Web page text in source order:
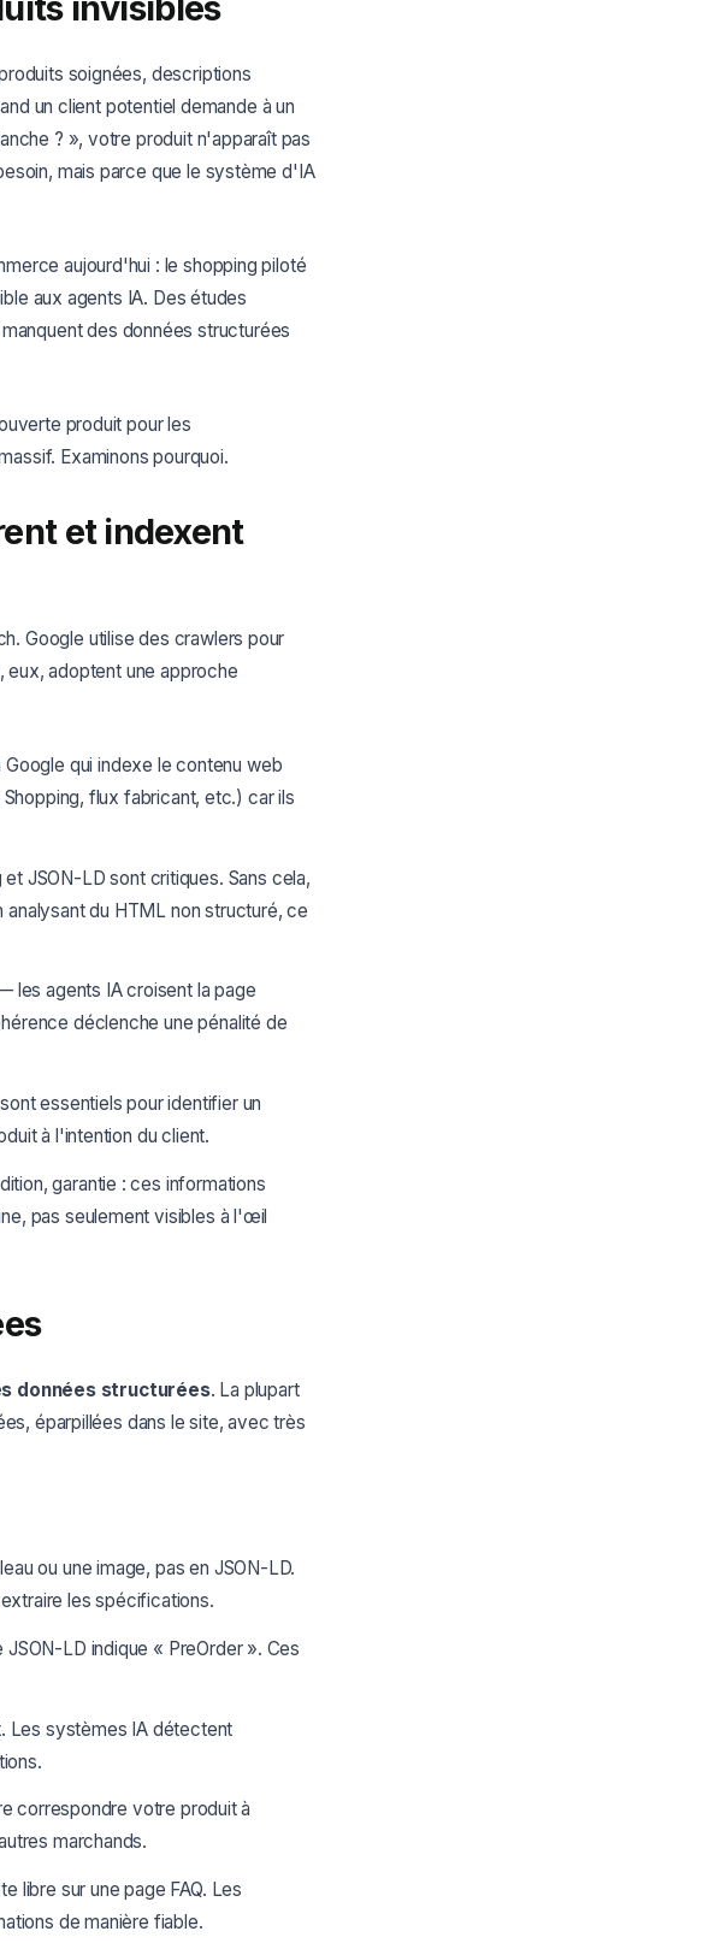
soignées, descriptions
un client potentiel demande à un
? », votre produit n'apparaît pas
mais parce que le système d'IA
aujourd'hui : le shopping piloté
aux agents IA. Des études
des données structurées
produit pour les
Examinons pourquoi.
et indexent
Google utilise des crawlers pour
eux, adoptent une approche
qui indexe le contenu web
flux fabricant, etc.) car ils
JSON-LD sont critiques. Sans cela,
du HTML non structuré, ce
les agents IA croisent la page
déclenche une pénalité de
essentiels pour identifier un
à l'intention du client.
garantie : ces informations
pas seulement visibles à l'œil
données structurées. La plupart
éparpillées dans le site, avec très
ou une image, pas en JSON-LD.
les spécifications.
LD indique « PreOrder ». Ces
Les systèmes IA détectent
correspondre votre produit à
marchands.
libre sur une page FAQ. Les
de manière fiable.